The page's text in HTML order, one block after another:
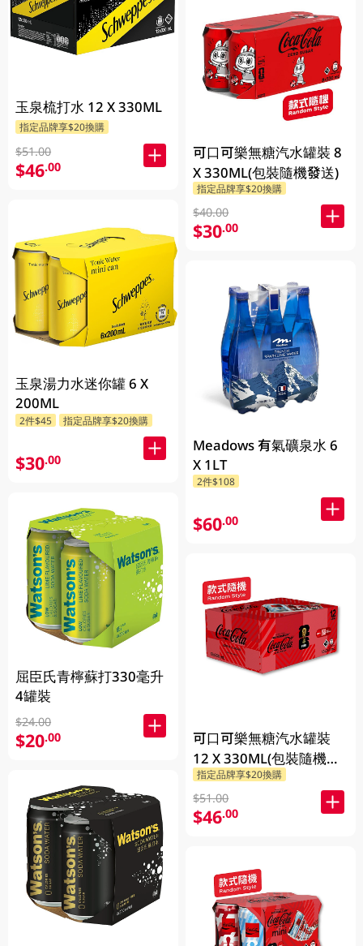
玉泉梳打水 12 X 330ML
指定品牌享$20換購
$51.00
$46.00
玉泉湯力水迷你罐 6 X
200ML
2件$45 指定品牌享$20換購
$30.00
屈臣氏青檸蘇打330毫升
4罐裝
$24.00
$20.00
可口可樂無糖汽水罐裝 8
X 330ML(包裝隨機發送)
指定品牌享$20換購
$40.00
$30.00
Meadows 有氣礦泉水 6
X 1LT
2件$108
$60.00
可口可樂無糖汽水罐裝
12 X 330ML(包裝隨機發
送)
指定品牌享$20換購
$51.00
$46.00